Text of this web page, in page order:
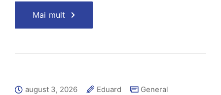
Mai mult
august 3, 2026 Eduard General